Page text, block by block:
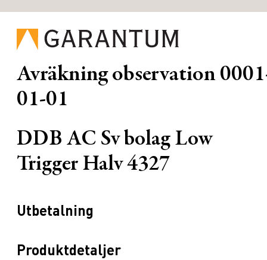
Avräkning observation
01-01
DDB AC Sv bolag Low
Trigger Halv 4327
Utbetalning
Produktdetaljer